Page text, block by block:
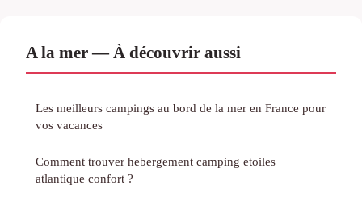
A la mer — À découvrir aussi
Les meilleurs campings au bord de la mer en France pour
vos vacances
Comment trouver hebergement camping etoiles
atlantique confort ?